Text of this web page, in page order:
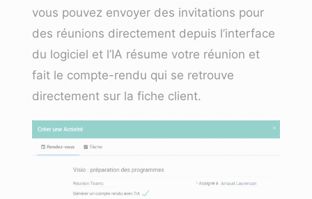
vous pouvez envoyer des invitations pour
des réunions directement depuis l’interface
du logiciel et l’IA résume votre réunion et
fait le compte-rendu qui se retrouve
directement sur la fiche client.